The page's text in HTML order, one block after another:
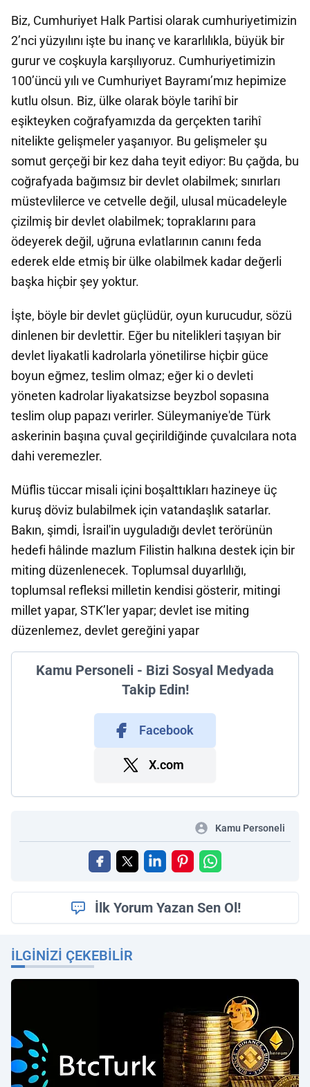
Biz, Cumhuriyet Halk Partisi olarak cumhuriyetimizin
2’nci yüzyılını işte bu inanç ve kararlılıkla, büyük bir
gurur ve coşkuyla karşılıyoruz. Cumhuriyetimizin
100’üncü yılı ve Cumhuriyet Bayramı’mız hepimize
kutlu olsun. Biz, ülke olarak böyle tarihî bir
eşikteyken coğrafyamızda da gerçekten tarihî
nitelikte gelişmeler yaşanıyor. Bu gelişmeler şu
somut gerçeği bir kez daha teyit ediyor: Bu çağda, bu
coğrafyada bağımsız bir devlet olabilmek; sınırları
müstevlilerce ve cetvelle değil, ulusal mücadeleyle
çizilmiş bir devlet olabilmek; topraklarını para
ödeyerek değil, uğruna evlatlarının canını feda
ederek elde etmiş bir ülke olabilmek kadar değerli
başka hiçbir şey yoktur.
İşte, böyle bir devlet güçlüdür, oyun kurucudur, sözü
dinlenen bir devlettir. Eğer bu nitelikleri taşıyan bir
devlet liyakatli kadrolarla yönetilirse hiçbir güce
boyun eğmez, teslim olmaz; eğer ki o devleti
yöneten kadrolar liyakatsizse beyzbol sopasına
teslim olup papazı verirler. Süleymaniye'de Türk
askerinin başına çuval geçirildiğinde çuvalcılara nota
dahi veremezler.
Müflis tüccar misali içini boşalttıkları hazineye üç
kuruş döviz bulabilmek için vatandaşlık satarlar.
Bakın, şimdi, İsrail'in uyguladığı devlet terörünün
hedefi hâlinde mazlum Filistin halkına destek için bir
miting düzenlenecek. Toplumsal duyarlılığı,
toplumsal refleksi milletin kendisi gösterir, mitingi
millet yapar, STK’ler yapar; devlet ise miting
düzenlemez, devlet gereğini yapar
Kamu Personeli - Bizi Sosyal Medyada
Takip Edin!
Facebook
X.com
Kamu Personeli
İlk Yorum Yazan Sen Ol!
İLGINIZI ÇEKEBILIR